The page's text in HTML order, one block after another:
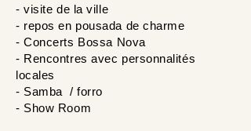
- visite de la ville
- repos en pousada de charme
- Concerts Bossa Nova
- Rencontres avec personnalités
locales
- Samba / forro
- Show Room